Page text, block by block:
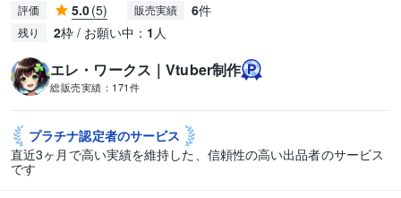
評価 5.0(5) 販売実績 6件
残り 2枠 / お願い中： 1 人
エレ・ワークス｜Vtuber制作
総販売実績： 171件
プラチナ認定者のサービス
直近3ヶ月で高い実績を維持した、信頼性の高い出品者のサービス
です